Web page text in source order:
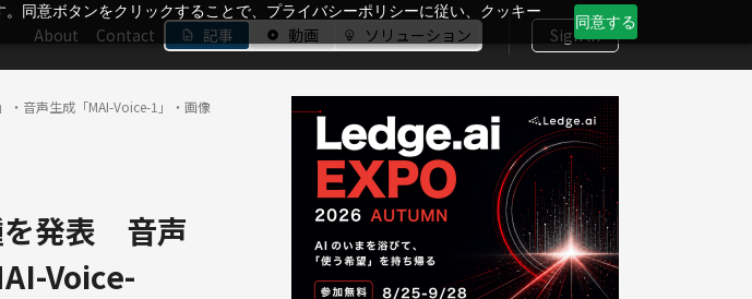
同意ボタンをクリックすることで、プライバシーポリシーに従い、クッキー
同意する
About Contact 記事 動画 ソリューション Sign In
音声生成「MAI-Voice-1」・画像
を発表 音声
Voice-